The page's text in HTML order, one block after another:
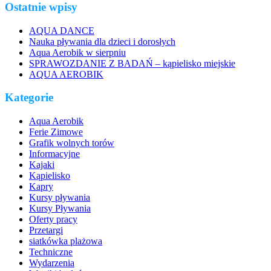
Ostatnie wpisy
AQUA DANCE
Nauka pływania dla dzieci i dorosłych
Aqua Aerobik w sierpniu
SPRAWOZDANIE Z BADAŃ – kąpielisko miejskie
AQUA AEROBIK
Kategorie
Aqua Aerobik
Ferie Zimowe
Grafik wolnych torów
Informacyjne
Kajaki
Kąpielisko
Kapry
Kursy pływania
Kursy Pływania
Oferty pracy
Przetargi
siatkówka plażowa
Techniczne
Wydarzenia